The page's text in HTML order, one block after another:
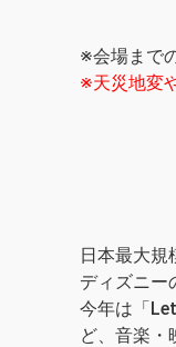
※会場まで
※天災地変
日本最大規
ディズニー
今年は「
ど、音楽・